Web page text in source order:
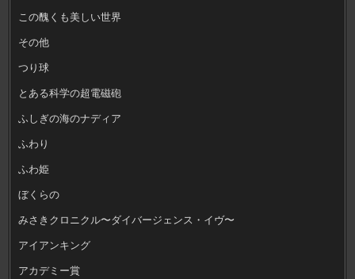
この醜くも美しい世界
その他
つり球
とある科学の超電磁砲
ふしぎの海のナディア
ふわり
ふわ姫
ぼくらの
みさきクロニクル〜ダイバージェンス・イヴ〜
アイアンキング
アカデミー賞